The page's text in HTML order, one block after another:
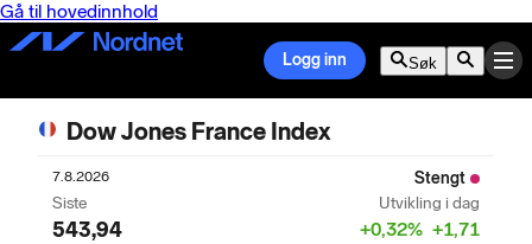
Gå til hovedinnhold
Logg inn Søk
Dow Jones France Index
7.8.2026
Stengt
Siste
543,94
Utvikling i dag
+0,32% +1,71